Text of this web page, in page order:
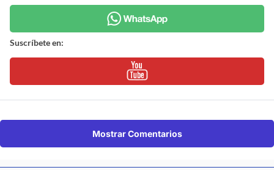
Suscríbete en:
Mostrar Comentarios